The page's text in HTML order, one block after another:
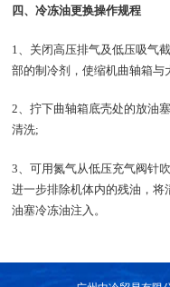
四、冷冻油更换操作规程
1、关闭高压排气及低压吸气
部的制冷剂，使缩机曲轴箱与
2、拧下曲轴箱底壳处的放油
清洗;
3、可用氮气从低压充气阀针
进一步排除机体内的残油，
油塞冷冻油注入。